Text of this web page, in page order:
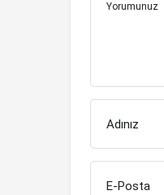
Yorumunuz
Adınız
E-Posta